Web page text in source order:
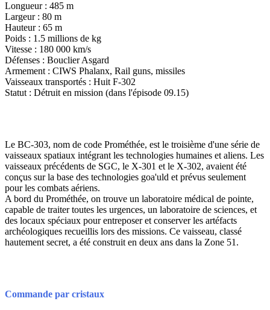
Longueur : 485 m
Largeur : 80 m
Hauteur : 65 m
Poids : 1.5 millions de kg
Vitesse : 180 000 km/s
Défenses : Bouclier Asgard
Armement : CIWS Phalanx, Rail guns, missiles
Vaisseaux transportés : Huit F-302
Statut : Détruit en mission (dans l'épisode 09.15)
Le BC-303, nom de code Prométhée, est le troisième d'une série de
vaisseaux spatiaux intégrant les technologies humaines et aliens. Les
vaisseaux précédents de SGC, le X-301 et le X-302, avaient été
conçus sur la base des technologies goa'uld et prévus seulement
pour les combats aériens.
A bord du Prométhée, on trouve un laboratoire médical de pointe,
capable de traiter toutes les urgences, un laboratoire de sciences, et
des locaux spéciaux pour entreposer et conserver les artéfacts
archéologiques recueillis lors des missions. Ce vaisseau, classé
hautement secret, a été construit en deux ans dans la Zone 51.
Commande par cristaux